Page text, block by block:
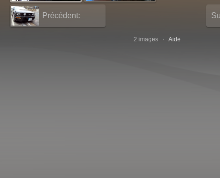
Précédent:
2 images · Aide